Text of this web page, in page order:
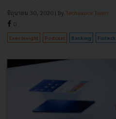
มิถุนายน 30, 2020 | By Techsauce Team
0
Exec Insight Podcast Banking Fintech